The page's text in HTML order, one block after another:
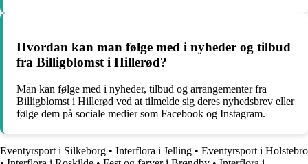
Hvordan kan man følge med i nyheder og tilbud
fra Billigblomst i Hillerød?
Man kan følge med i nyheder, tilbud og arrangementer fra
Billigblomst i Hillerød ved at tilmelde sig deres nyhedsbrev eller
følge dem på sociale medier som Facebook og Instagram.
Eventyrsport i Silkeborg • Interflora i Jelling • Eventyrsport i Holstebro